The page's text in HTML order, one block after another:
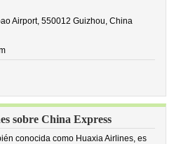
Airport, 550012 Guizhou, China
sobre China Express
conocida como Huaxia Airlines, es